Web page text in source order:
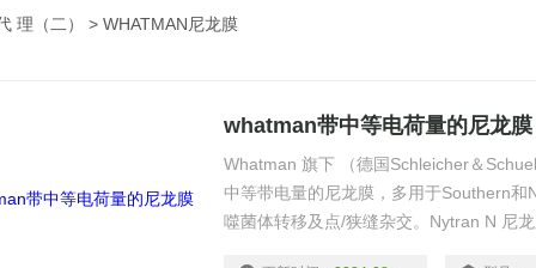
理（二） > WHATMAN尼龙膜
whatman带中等电荷量的尼龙膜
Whatman 旗下 （德国Schleicher＆
中等带电量的尼龙膜，多用于Southern
噬菌体转移及点/狭缝杂交。Nytran N 尼